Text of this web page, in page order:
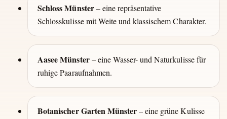
Schloss Münster– eine repräsentative
Schlosskulisse mit Weite und klassischem Charakter.
Aasee Münster– eine Wasser- und Naturkulisse für
ruhige Paaraufnahmen.
Botanischer Garten Münster– eine grüne Kulisse